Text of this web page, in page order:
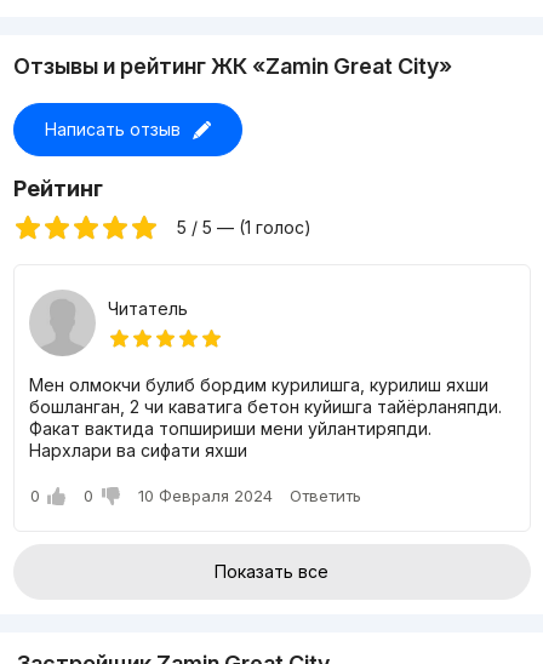
Отзывы и рейтинг ЖК «Zamin Great City»
Написать отзыв
Рейтинг
5 / 5 — (1 голос)
Читатель
Мен олмокчи булиб бордим курилишга, курилиш яхши
бошланган, 2 чи каватига бетон куйишга тайёрланяпди.
Факат вактида топшириши мени уйлантиряпди.
Нархлари ва сифати яхши
0 0 10 Февраля 2024 Ответить
Показать все